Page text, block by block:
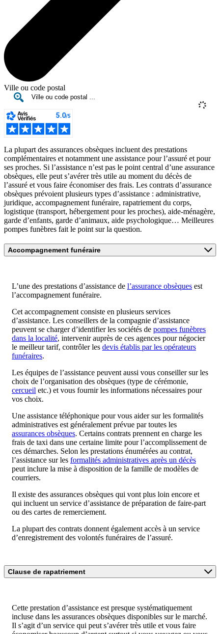
Ville ou code postal
La plupart des assurances obsèques incluent des prestations
complémentaires et notamment une assistance pour l’assuré et pour
ses proches. Si l’assistance n’est pas le point central d’une assurance
obsèques, elle peut s’avérer très utile au moment du décès de
l’assuré et vous faire économiser des frais. Les contrats d’assurance
obsèques prévoient plusieurs types d’assistance : administrative,
juridique, accompagnement funéraire, rapatriement du corps,
logistique (transport, hébergement pour les proches), aide-ménagère,
garde d’enfants, garde d’animaux, aide psychologique… Meilleures
pompes funèbres fait le point sur la question.
Accompagnement funéraire
L’une des prestations d’assistance de l’assurance obsèques est
l’accompagnement funéraire.
Cet accompagnement consiste en plusieurs services
d’assistance. Les conseillers de la compagnie d’assistance
peuvent se charger d’identifier les sociétés de pompes funèbres
dans la localité, intervenir auprès de ces agences pour négocier
le meilleur tarif, contrôler les devis établis par les opérateurs
funéraires.
Les équipes de l’assistance peuvent aussi vous conseiller sur les
choix de l’organisation des obsèques (type de cérémonie,
cercueil etc.) et vous fournir les informations nécessaires pour
vos choix.
Une assistance téléphonique pour vous aider sur les formalités
administratives est généralement prévue par toutes les
assurances obsèques. Certains contrats prennent en charge les
frais de taxi dans une certaine limite pour l’accomplissement de
ces démarches. Selon les prestations énumérées au contrat,
l’assistance sur les formalités administratives après un décès
peut inclure la mise à disposition de la famille de modèles de
courriers.
Il existe des assurances obsèques qui vont plus loin encore et
qui incluent un service d’assistance de préparation de faire-part
ou des cartes de remerciement.
La plupart des contrats donnent également accès à un service
d’enregistrement des volontés funéraires de l’assuré.
Clause de rapatriement
Cette prestation d’assistance est presque systématiquement
incluse dans les assurances obsèques disponibles sur le marché.
Il s’agit d’un service qui peut s’avérer très utile et vous faire